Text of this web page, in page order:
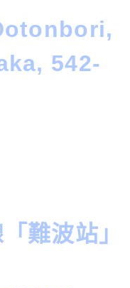
542-
難波站」